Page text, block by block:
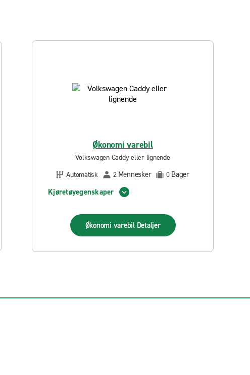
Økonomi varebil
Volkswagen Caddy eller lignende
Automatisk
2 Mennesker 0 Bager
Kjøretøyegenskaper
Økonomi varebil Detaljer